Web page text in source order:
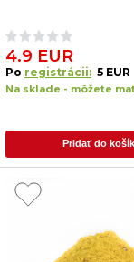
4.9 EUR
Po registrácii: 5 EUR
Na sklade - môžete
Pridať do